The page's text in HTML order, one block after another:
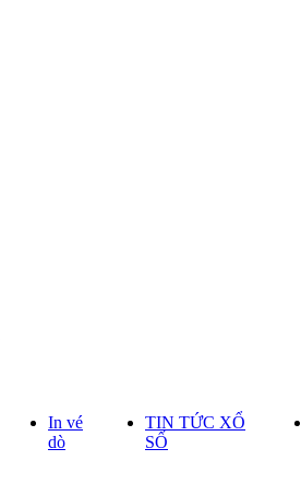
In vé
dò
TIN TỨC XỔ
SỐ